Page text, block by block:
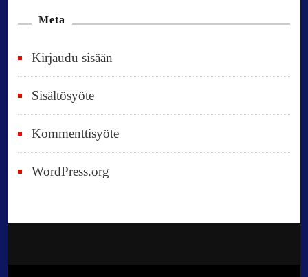
Meta
Kirjaudu sisään
Sisältösyöte
Kommenttisyöte
WordPress.org